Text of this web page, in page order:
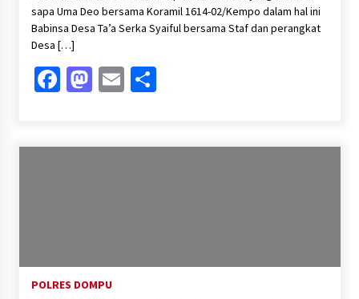
sapa Uma Deo bersama Koramil 1614-02/Kempo dalam hal ini
Babinsa Desa Ta’a Serka Syaiful bersama Staf dan perangkat
Desa […]
Facebook
Mastodon
EmailShare
POLRES DOMPU